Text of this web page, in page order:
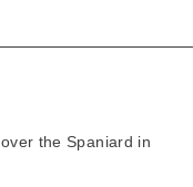
the Spaniard in